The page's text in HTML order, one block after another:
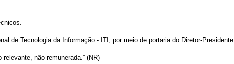
de Tecnologia da Informação - ITI, por meio de portaria do Diretor-
não remunerada.” (NR)